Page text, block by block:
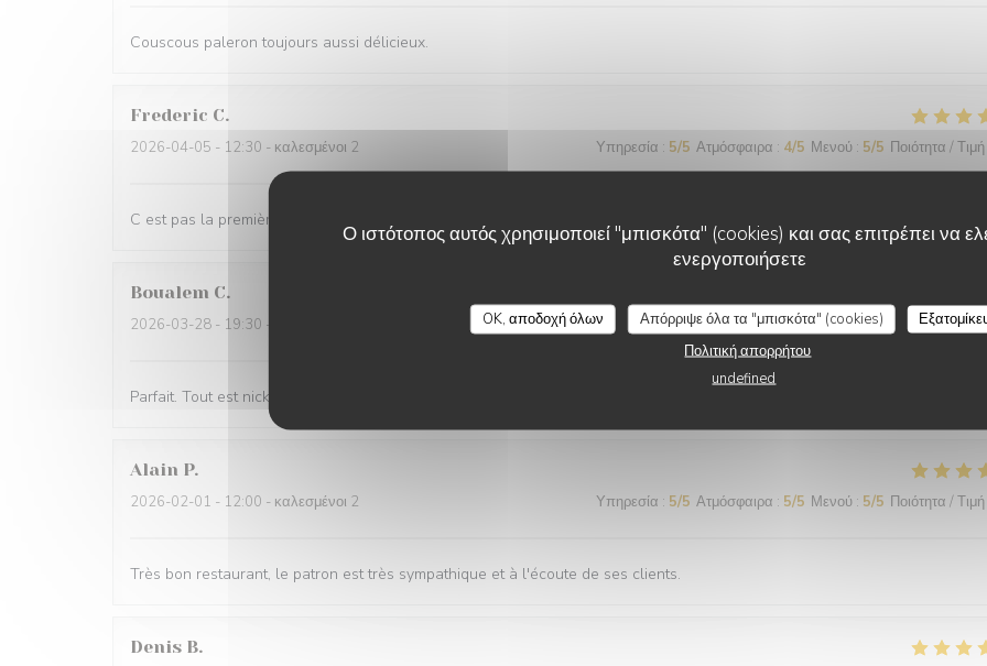
Ο ιστότοπος αυτός χρησιμοποιεί "μπισκότα" (cookies) και σας επιτρέπει να
ενεργοποιήσετε
OK, αποδοχή όλων Απόρριψε όλα τα "μπισκότα" (cookies)
Πολιτική απορρήτου
undefined
Couscous paleron toujours aussi délicieux.
Frederic C
2026-04-05 - 12:30 - καλεσμένοι 2 Υπηρεσία : 5/5 Ατμόσφαιρα : 4/5 Μενού : 5/5 Ποιότητα / Τιμή
C est pas la première fois que nous venons C est toujours aussi bon Service agréable Merci
Boualem C
2026-03-28 - 19:30 - καλεσμένοι 2 Υπηρεσία:4/5 Ατμόσφαιρα:4/5 Μενού: 4/5 Ποιότητα / Τιμή
Parfait. Tout est nickel. Je recommande sans soucis. Merci
Alain P
2026-02-01 - 12:00 - καλεσμένοι 2 Υπηρεσία : 5/5 Ατμόσφαιρα : 5/5 Μενού : 5/5 Ποιότητα / Τιμή
Très bon restaurant, le patron est très sympathique et à l'écoute de ses clients.
Denis B
L'AUBERGE BERBERE